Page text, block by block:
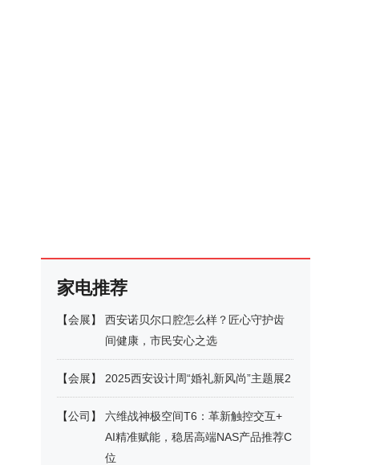
家电推荐
【会展】
西安诺贝尔口腔怎么样？匠心守护齿
间健康，市民安心之选
【会展】 2025西安设计周“婚礼新风尚”主题展2
【公司 】
六维战神极空间T6：革新触控交互+
AI精准赋能，稳居高端NAS产品推荐C
位